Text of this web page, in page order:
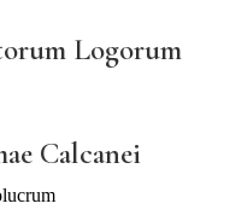
Logorum
Calcanei